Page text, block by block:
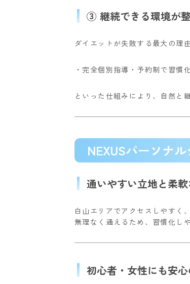
③ 継続できる環境が
ダイエットが失敗する最大の理
・完全個別指導 ・予約制で習慣
といった仕組みにより、自然と
NEXUSパーソナ
通いやすい立地と柔
白山エリアでアクセスしやすく
無理なく通えるため、習慣化し
初心者・女性にも安